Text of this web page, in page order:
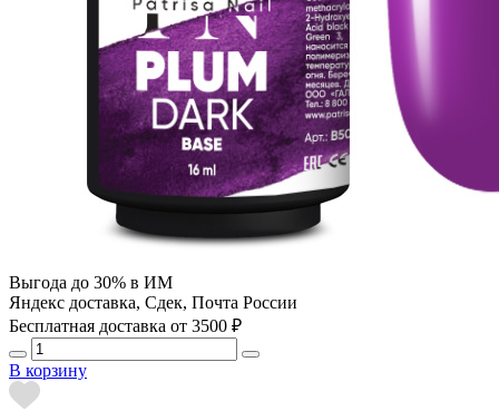
Выгода до 30% в ИМ
Яндекс доставка, Сдек, Почта России
Бесплатная доставка от 3500 ₽
В корзину